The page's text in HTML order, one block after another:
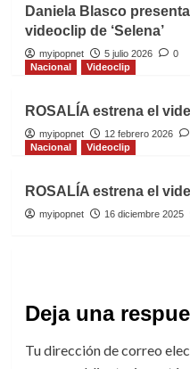
Daniela Blasco presenta
videoclip de ‘Selena’
myipopnet 5 julio 2026
0
Nacional
Videoclip
ROSALÍA estrena el
myipopnet 12 febrero 2026
Nacional
Videoclip
ROSALÍA estrena el
myipopnet 16 diciembre 2025
Deja una
Tu dirección de correo